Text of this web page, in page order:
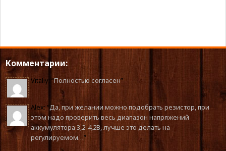
Комментарии:
Vitaliy : “Полностью согласен”
Alex: “Да, при желании можно подобрать резистор, при
этом надо проверить весь диапазон напряжений
аккумулятора 3,2-4,2В, лучше это делать на
регулируемом…”